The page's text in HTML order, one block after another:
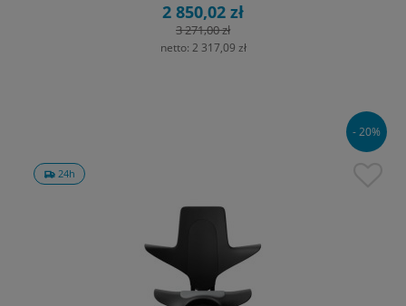
2 850,02 zł
3 271,00 zł
netto: 2 317,09 zł
24h
- 20%